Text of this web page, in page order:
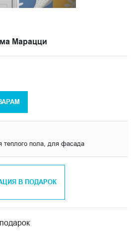
Марацци
теплого пола, для фасада
В ПОДАРОК